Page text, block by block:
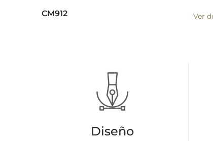
CM912 Ver
Diseño